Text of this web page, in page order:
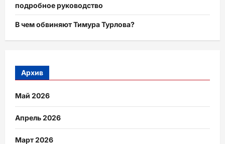
подробное руководство
В чем обвиняют Тимура Турлова?
Архив
Май 2026
Апрель 2026
Март 2026